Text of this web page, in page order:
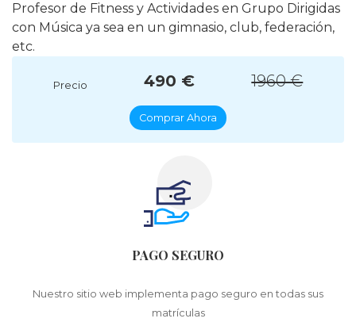
Profesor de Fitness y Actividades en Grupo Dirigidas
con Música ya sea en un gimnasio, club, federación,
etc.
Precio 490 € 1960 €
Comprar Ahora
PAGO SEGURO
Nuestro sitio web implementa pago seguro en todas sus
matrículas